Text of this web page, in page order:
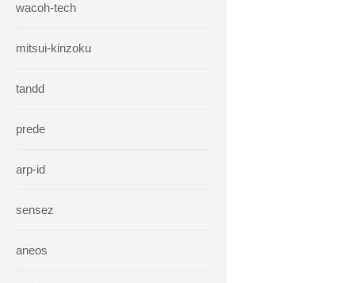
wacoh-tech
mitsui-kinzoku
tandd
prede
arp-id
sensez
aneos